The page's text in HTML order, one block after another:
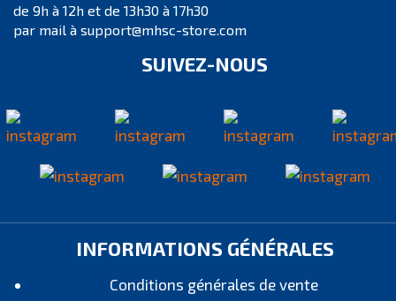
de 9h à 12h et de 13h30 à 17h30
par mail à support@mhsc-store.com
SUIVEZ-NOUS
INFORMATIONS GÉNÉRALES
Conditions générales de vente